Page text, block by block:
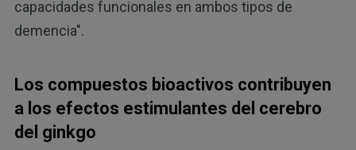
capacidades funcionales en ambos tipos de
demencia".
Los compuestos bioactivos contribuyen
a los efectos estimulantes del cerebro
del ginkgo